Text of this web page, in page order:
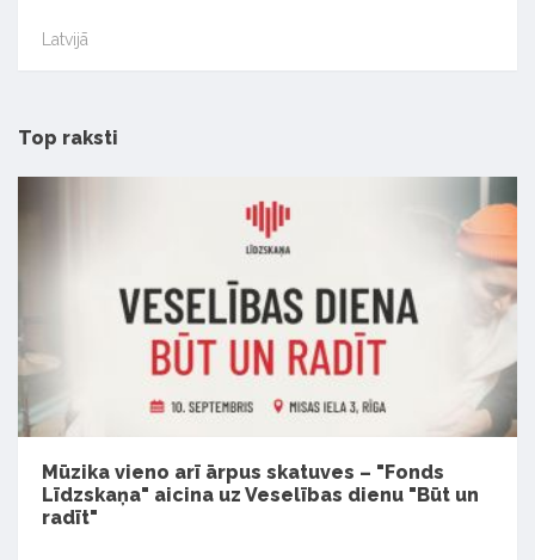
Latvijā
Top raksti
Mūzika vieno arī ārpus skatuves – "Fonds
Līdzskaņa" aicina uz Veselības dienu "Būt un
radīt"